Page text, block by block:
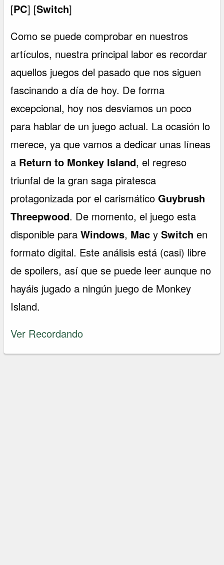
[PC] [Switch]
Como se puede comprobar en nuestros
artículos, nuestra principal labor es recordar
aquellos juegos del pasado que nos siguen
fascinando a día de hoy. De forma
excepcional, hoy nos desviamos un poco
para hablar de un juego actual. La ocasión lo
merece, ya que vamos a dedicar unas líneas
a Return to Monkey Island, el regreso
triunfal de la gran saga piratesca
protagonizada por el carismáticoGuybrush
Threepwood. De momento, el juego esta
disponible paraWindows, MacySwitch en
formato digital. Este análisis está (casi) libre
de spoilers, así que se puede leer aunque no
hayáis jugado a ningún juego de Monkey
Island.
Ver Recordando